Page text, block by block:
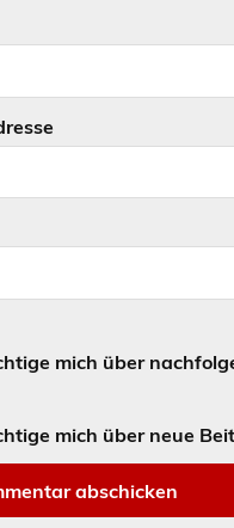
mich über
mich über neue